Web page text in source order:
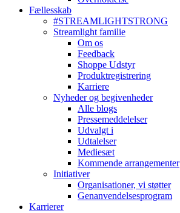
Fællesskab
#STREAMLIGHTSTRONG
Streamlight familie
Om os
Feedback
Shoppe Udstyr
Produktregistrering
Karriere
Nyheder og begivenheder
Alle blogs
Pressemeddelelser
Udvalgt i
Udtalelser
Mediesæt
Kommende arrangementer
Initiativer
Organisationer, vi støtter
Genanvendelsesprogram
Karrierer